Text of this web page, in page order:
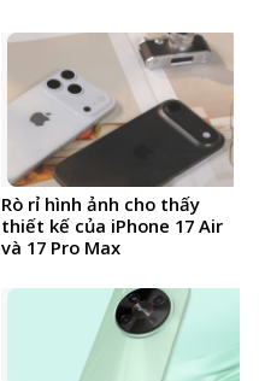
Rò rỉ hình ảnh cho thấy
thiết kế của iPhone 17 Air
và 17 Pro Max